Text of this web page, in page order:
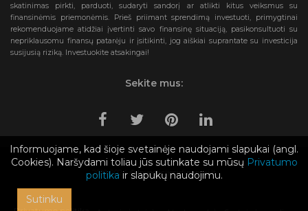
skatinimas pirkti, parduoti, sudaryti sandorį ar atlikti kitus veiksmus su
finansinėmis priemonėmis. Prieš priimant sprendimą investuoti, primygtinai
rekomenduojame atidžiai įvertinti savo finansinę situaciją, pasikonsultuoti su
nepriklausomu finansų patarėju ir įsitikinti, jog aiškiai suprantate su investicija
susijusią riziką. Investuokite atsakingai!
Sekite mus:
2019-2024 © Investicijosirfinansai.lt
Informuojame, kad šioje svetainėje naudojami slapukai (angl.
Cookies). Naršydami toliau jūs sutinkate su mūsų Privatumo
politika ir slapukų naudojimu.
Sutinku